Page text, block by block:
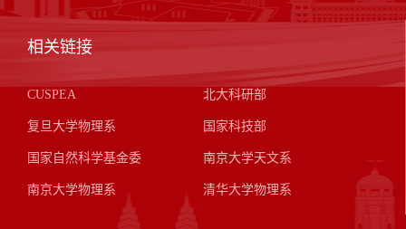
相关链接
CUSPEA 北大科研部
复旦大学物理系 国家科技部
国家自然科学基金委 南京大学天文系
南京大学物理系 清华大学物理系